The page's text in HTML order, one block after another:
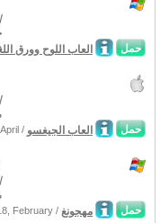
حمل العاب اللوح وورق
حمل / العاب الجيغسو
حمل February / مهجونغ